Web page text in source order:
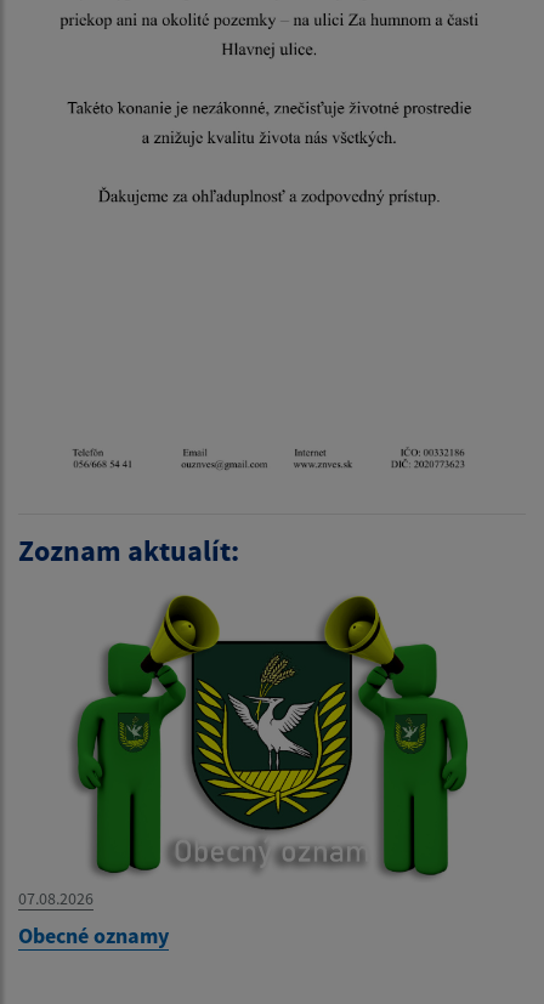
Zoznam aktualít:
07.08.2026
Obecné oznamy